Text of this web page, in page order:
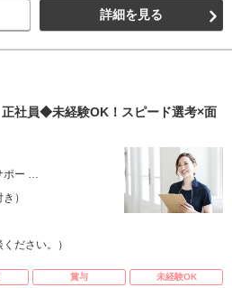
詳細を見る
正社員◆未経験OK！スピード選考×面
ポー …
）
ださい。）
賞与
未経験OK